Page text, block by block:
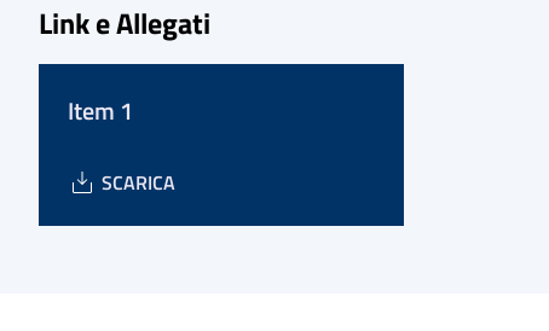
Link e Allegati
Item 1
SCARICA